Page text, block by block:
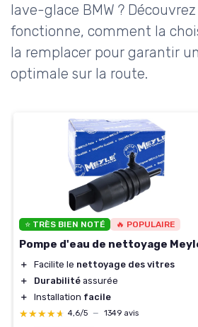
lave-glace BMW ?
fonctionne, comment la
la remplacer pour garantir
optimale sur la route.
⭐ TRÈS BIEN NOTÉ 🔥 POPULAIRE
Pompe d'eau de nettoyage
＋ Facilite le nettoyage des vitres
＋
Durabilité assurée
＋
Installation facile
★★★★★
★★★★★ 4,6/5 — 1349 avis